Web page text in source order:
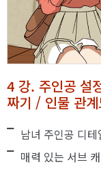
4 강. 주인공 설
짜기 / 인물 관
남녀 주인공 디
매력 있는 서브